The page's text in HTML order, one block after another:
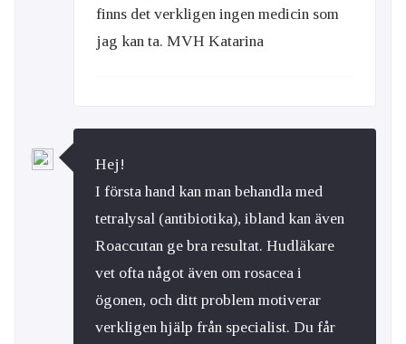
finns det verkligen ingen medicin som
jag kan ta. MVH Katarina
Hej!
I första hand kan man behandla med
tetralysal (antibiotika), ibland kan även
Roaccutan ge bra resultat. Hudläkare
vet ofta något även om rosacea i
ögonen, och ditt problem motiverar
verkligen hjälp från specialist. Du får